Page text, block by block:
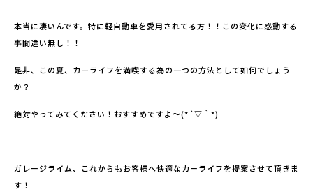
本当に凄いんです。特に軽自動車を愛用されてる方！！この変化に感動する
事間違い無し！！
是非、この夏、カーライフを満喫する為の一つの方法として如何でしょう
か？
絶対やってみてください！おすすめですよ～(*´▽｀*)
ガレージライム、これからもお客様へ快適なカーライフを提案させて頂きま
す！